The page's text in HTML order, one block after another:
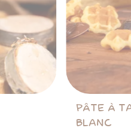
PÂTE À
BLANC